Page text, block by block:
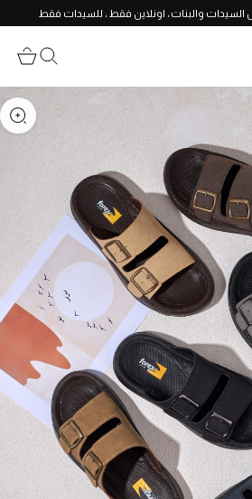
والبنات ، اونلاين فقط ، للسيدات فقط